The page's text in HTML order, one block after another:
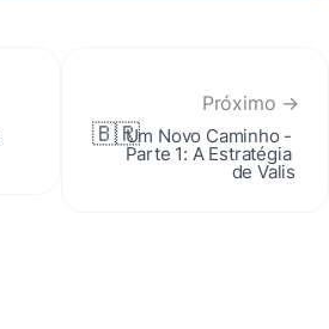
Próximo →
🇧🇷Um Novo Caminho -
Parte 1: A Estratégia
de Valis